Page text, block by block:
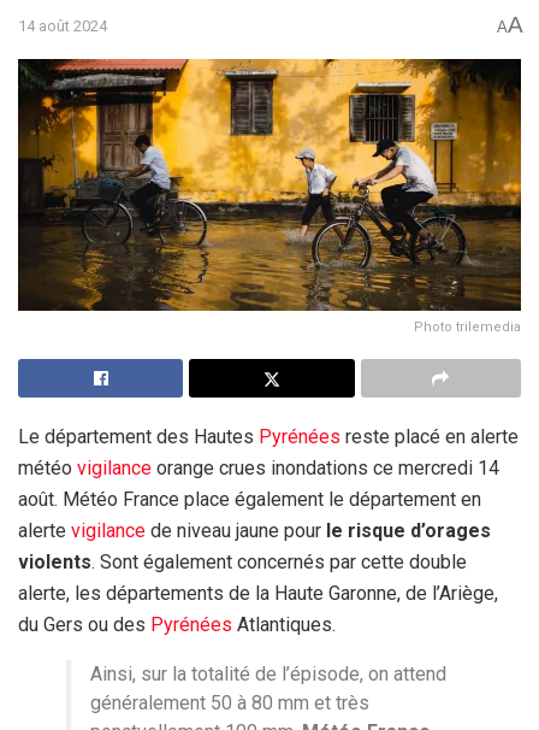
14 août 2024 AA
Photo trilemedia
Le département des Hautes Pyrénées reste placé en alerte
météo vigilance orange crues inondations ce mercredi 14
août. Météo France place également le département en
alerte vigilance de niveau jaune pour le risque d’orages
violents. Sont également concernés par cette double
alerte, les départements de la Haute Garonne, de l’Ariège,
du Gers ou des Pyrénées Atlantiques.
Ainsi, sur la totalité de l’épisode, on attend
généralement 50 à 80 mm et très